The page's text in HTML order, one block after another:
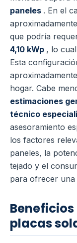
paneles . En el
aproximadamente
que podría
4,10 kWp , lo
Esta
hogar. Cabe
estimaciones
técnico
asesoramiento
los factores
paneles, la
tejado y el
para ofrecer una
placas